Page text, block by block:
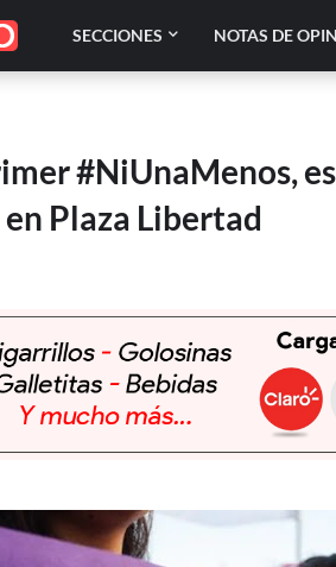
SECCIONES NOTAS DE
#NiUnaMenos,
Plaza Libertad